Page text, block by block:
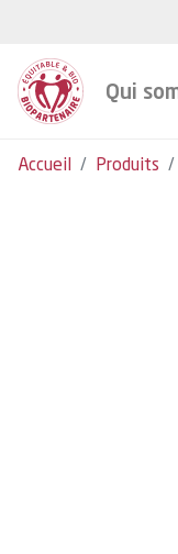
Qui
Accueil Produits